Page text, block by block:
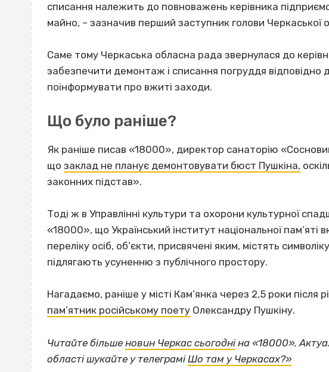
списання належить до повноважень керівника
майно, – зазначив перший заступник голови Черкаської
Саме тому Черкаська обласна рада звернулася до
забезпечити демонтаж і списання погруддя відповідно
поінформувати про вжиті заходи.
Що було раніше?
Як раніше писав «18000», директор санаторію
що заклад не планує демонтовувати бюст Пушкіна,
законних підстав».
Тоді ж в Управлінні культури та охорони культурної
«18000», що Український інститут національної
переліку осіб, об’єкти, присвячені яким, містять
підлягають усуненню з публічного простору.
Нагадаємо, раніше у місті Кам’янка через 2,5 роки після
пам’ятник російському поету Олександру Пушкіну.
Читайте більше новин Черкас сьогодніна «18000».
області шукайте у телеграміШо там у Черкасах?»